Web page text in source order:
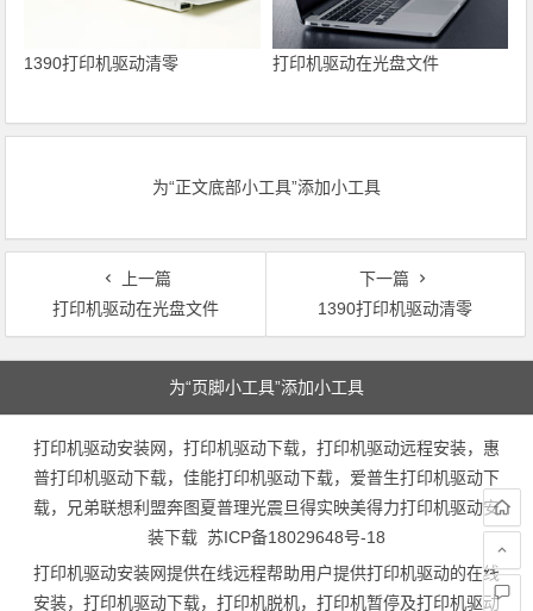
1390打印机驱动清零 打印机驱动在光盘文件
为“正文底部小工具”添加小工具
上一篇
打印机驱动在光盘文件
下一篇
1390打印机驱动清零
文章导航
为“页脚小工具”添加小工具
打印机驱动安装网，打印机驱动下载，打印机驱动远程安装，惠
普打印机驱动下载，佳能打印机驱动下载，爱普生打印机驱动下
载，兄弟联想利盟奔图夏普理光震旦得实映美得力打印机驱动安
装下载 苏ICP备18029648号-18
打印机驱动安装网提供在线远程帮助用户提供打印机驱动的在线
安装，打印机驱动下载，打印机脱机，打印机暂停及打印机驱动